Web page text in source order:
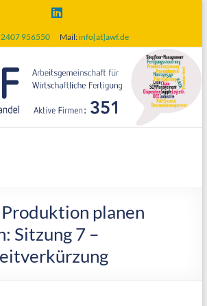
956550 Mail:info[at]awf.de
planen
Sitzung 7 –